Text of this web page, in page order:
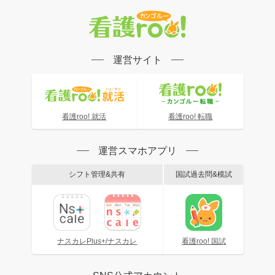
運営サイト
看護roo! 就活 看護roo! 転職
運営スマホアプリ
シフト管理&共有
ナスカレPlus+/ナスカレ
国試過去問&模試
看護roo! 国試